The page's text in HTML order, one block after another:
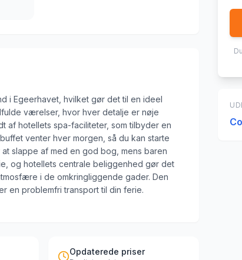
i Egeerhavet, hvilket gør det til en ideel
værelser, hvor hver detalje er nøje
af hotellets spa-faciliteter, som tilbyder en
venter hver morgen, så du kan starte
slappe af med en god bog, mens baren
og hotellets centrale beliggenhed gør det
i de omkringliggende gader. Den
en problemfri transport til din ferie.
Opdaterede priser